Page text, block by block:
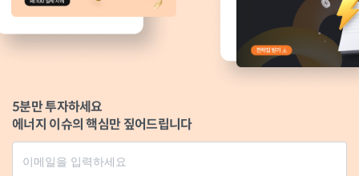
5분만 투자하세요
에너지 이슈의 핵심만 짚어드립니다